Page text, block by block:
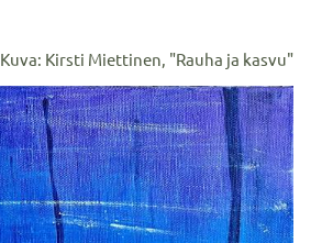
Kuva: Kirsti Miettinen, "Rauha ja kasvu"